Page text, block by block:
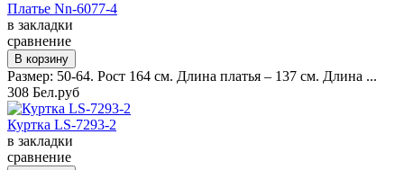
Платье Nn-6077-4
в закладки
сравнение
Размер: 50-64. Рост 164 см. Длина платья – 137 см. Длина ...
308 Бел.руб
Куртка LS-7293-2
в закладки
сравнение